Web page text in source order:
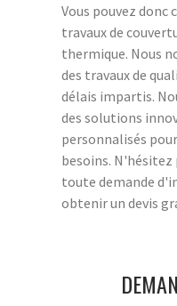
Vous pouvez donc
travaux de
thermique. Nous
des travaux de
délais impartis.
des solutions
personnalisés
besoins.
toute demande
obtenir un devis